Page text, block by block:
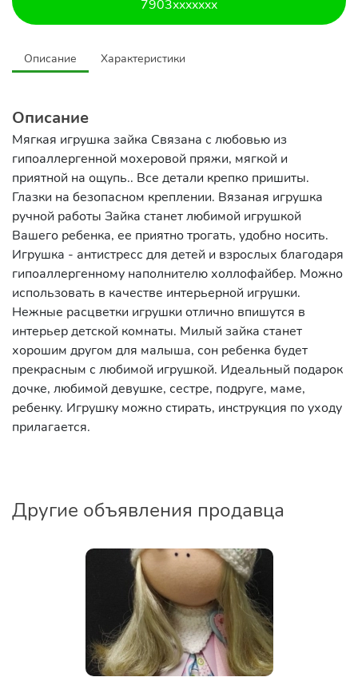
7903xxxxxxx
Описание Характеристики
Описание
Мягкая игрушка зайка Связана с любовью из
гипоаллергенной мохеровой пряжи, мягкой и
приятной на ощупь.. Все детали крепко пришиты.
Глазки на безопасном креплении. Вязаная игрушка
ручной работы Зайка станет любимой игрушкой
Вашего ребенка, ее приятно трогать, удобно носить.
Игрушка - антистресс для детей и взрослых благодаря
гипоаллергенному наполнителю холлофайбер. Можно
использовать в качестве интерьерной игрушки.
Нежные расцветки игрушки отлично впишутся в
интерьер детской комнаты. Милый зайка станет
хорошим другом для малыша, сон ребенка будет
прекрасным с любимой игрушкой. Идеальный подарок
дочке, любимой девушке, сестре, подруге, маме,
ребенку. Игрушку можно стирать, инструкция по уходу
прилагается.
Другие объявления продавца